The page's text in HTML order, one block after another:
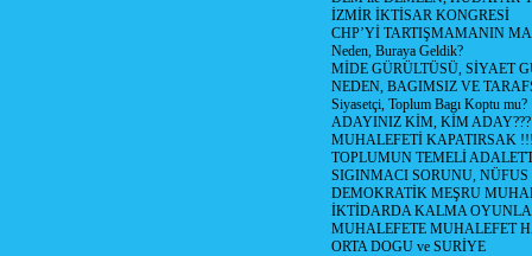
İZMİR İKTİSAR KONGRESİ
CHP’Yİ TARTIŞMAMANIN
Neden, Buraya Geldik?
MİDE GÜRÜLTÜSÜ, SİYAET
NEDEN, BAGIMSIZ VE
Siyasetçi, Toplum Bagı Koptu mu?
ADAYINIZ KİM, KİM ADAY???
MUHALEFETİ KAPATIRSAK
TOPLUMUN TEMELİ
SIGINMACI SORUNU,
DEMOKRATİK MEŞRU
İKTİDARDA KALMA
MUHALEFETE MUHALEFET
ORTA DOGU ve SURİYE